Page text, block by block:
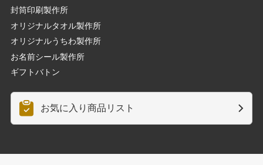
封筒印刷製作所
オリジナルタオル製作所
オリジナルうちわ製作所
お名前シール製作所
ギフトバトン
お気に入り商品リスト